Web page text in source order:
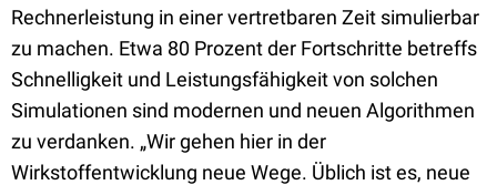
Rechnerleistung in einer vertretbaren Zeit simulierbar
zu machen. Etwa 80 Prozent der Fortschritte betreffs
Schnelligkeit und Leistungsfähigkeit von solchen
Simulationen sind modernen und neuen Algorithmen
zu verdanken. „Wir gehen hier in der
Wirkstoffentwicklung neue Wege. Üblich ist es, neue